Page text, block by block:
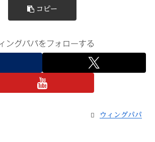
コピー
ングパパをフォローする
ウィングパパ